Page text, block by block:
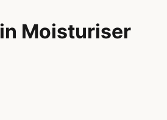
Moisturiser